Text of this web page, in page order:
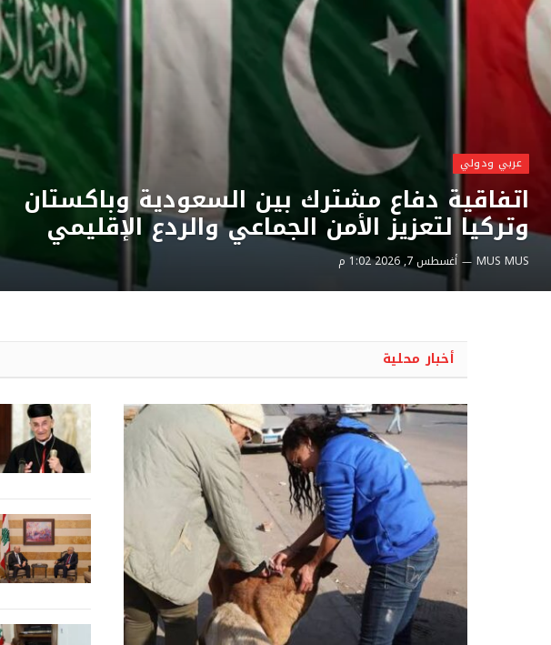
عربي ودولي
اتفاقية دفاع مشترك بين السعودية وباكستان
وتركيا لتعزيز الأمن الجماعي والردع الإقليمي
MUS MUS أغسطس 7, 2026 1:02 م
أخبار محلية